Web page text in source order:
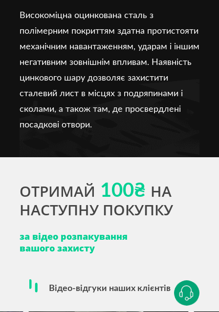
Високоміцна оцинкована сталь з
полімерним покриттям здатна протистояти
механічним навантаженням, ударам і іншим
негативним зовнішнім впливам. Наявність
цинкового шару дозволяє захистити
сталевий лист в місцях з подряпинами і
сколами, а також там, де просвердлені
посадкові отвори.
ОТРИМАЙ 100₴ НА
НАСТУПНУ ПОКУПКУ
за відео розпакування
вашого захисту
Відео-відгуки наших клієнтів